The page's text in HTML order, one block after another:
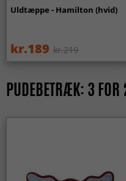
Uldtæppe - Hamilton (hvid)
kr.189 kr.219
PUDEBETRÆK: 3